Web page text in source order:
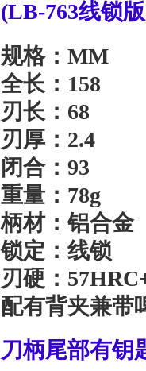
(LB-763线锁
规格：MM
全长：158
刃长：68
刃厚：2.4
闭合：93
重量：78g
柄材：铝合金
锁定：线锁
刃硬：
配有背夹兼带
刀柄尾部有钥